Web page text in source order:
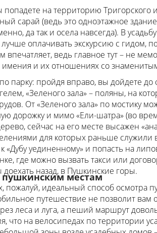
на территорию Тригорского
сарай (ведь это одноэтажное
да так и осела навсегда). В
оплачивать экскурсию с гидом,
впечатляет, ведь главное тут – не
имения и их отношениях со
парку: пройдя вправо, вы дойдете до
«Зеленого зала» – поляны, на
От «Зеленого зала» по мостику
дорожку и мимо «Ели-шатра» (во
сейчас на его месте высажен
для которых раньше
«Дубу уединенному» и попасть на
где можно вызвать такси или
назад, в Пушкинские горы.
пушкинским местам
идеальный способ осмотра
путешествие не позволит
леса и луга, а пеший маршрут
что на велосипедах по территории